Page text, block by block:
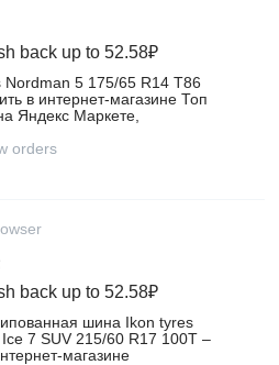
back up to 52.58₽
Nordman 5 175/65 R14 T86
в интернет-магазине Топ
Яндекс Маркете,
orders
back up to 52.58₽
шина Ikon tyres
7 SUV 215/60 R17 100T –
магазине